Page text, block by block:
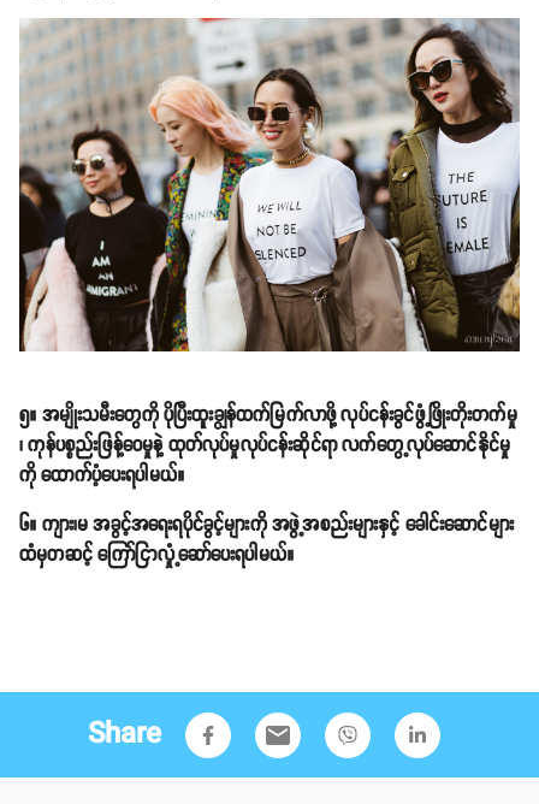
၅။ အမျိုးသမီးတွေကို ပိုပြီးထူးချွန်ထက်မြက်လာဖို့ လုပ်ငန်းခွင်ဖွံ့ဖြိုးတိုးတက်မှု
၊ ကုန်ပစ္စည်းဖြန့်ဝေမှုနဲ့ ထုတ်လုပ်မှုလုပ်ငန်းဆိုင်ရာ လက်တွေ့လုပ်ဆောင်နိုင်မှု
ကို ထောက်ပံ့ပေးရပါမယ်။
၆။ ကျား၊မ အခွင့်အရေးရပိုင်ခွင့်များကို အဖွဲ့အစည်းများနှင့် ခေါင်းဆောင်များ
ထံမှတဆင့် ကြော်ငြာလှုံ့ဆော်ပေးရပါမယ်။
Share email